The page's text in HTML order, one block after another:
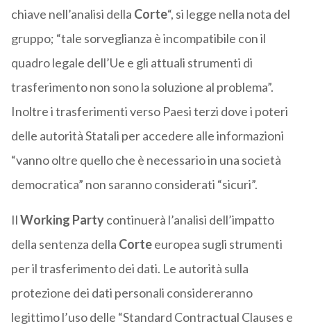
chiave nell’analisi della Corte“, si legge nella nota del
gruppo; “tale sorveglianza è incompatibile con il
quadro legale dell’Ue e gli attuali strumenti di
trasferimento non sono la soluzione al problema”.
Inoltre i trasferimenti verso Paesi terzi dove i poteri
delle autorità Statali per accedere alle informazioni
“vanno oltre quello che è necessario in una società
democratica” non saranno considerati “sicuri”.
IlWorking Partycontinuerà l’analisi dell’impatto
della sentenza della Corteeuropea sugli strumenti
per il trasferimento dei dati. Le autorità sulla
protezione dei dati personali considereranno
legittimo l’uso delle “Standard Contractual Clauses e